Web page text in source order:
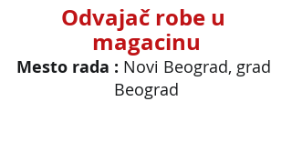
Odvajač robe u
magacinu
Mesto rada : Novi Beograd, grad
Beograd